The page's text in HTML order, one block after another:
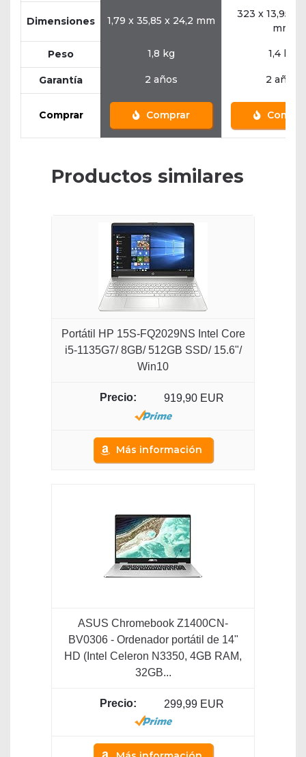
Dimensiones 1,79 x 35,85 x 24,2 mm
323 x 13,95 x
mm
Peso 1,8 kg 1,4 kg
Garantía 2 años 2 años
Comprar Comprar
Productos similares
Portátil HP 15S-FQ2029NS Intel Core
i5-1135G7/ 8GB/ 512GB SSD/ 15.6"/
Win10
919,90 EUR
Más información
ASUS Chromebook Z1400CN-
BV0306 - Ordenador portátil de 14"
HD (Intel Celeron N3350, 4GB RAM,
32GB...
299,99 EUR